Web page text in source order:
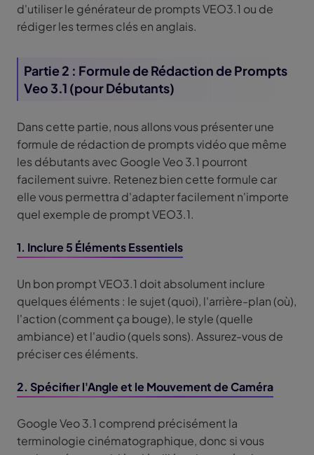
d'utiliser le générateur de prompts VEO3.1 ou de
rédiger les termes clés en anglais.
Partie 2 : Formule de Rédaction de Prompts
Veo 3.1 (pour Débutants)
Dans cette partie, nous allons vous présenter une
formule de rédaction de prompts vidéo que même
les débutants avec Google Veo 3.1 pourront
facilement suivre. Retenez bien cette formule car
elle vous permettra d'adapter facilement n'importe
quel exemple de prompt VEO3.1.
1. Inclure 5 Éléments Essentiels
Un bon prompt VEO3.1 doit absolument inclure
quelques éléments : le sujet (quoi), l'arrière-plan (où),
l'action (comment ça bouge), le style (quelle
ambiance) et l'audio (quels sons). Assurez-vous de
préciser ces éléments.
2. Spécifier l'Angle et le Mouvement de Caméra
Google Veo 3.1 comprend précisément la
terminologie cinématographique, donc si vous